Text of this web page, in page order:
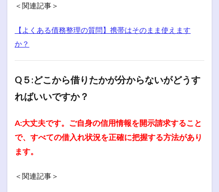
＜関連記事＞
【よくある債務整理の質問】携帯はそのまま使えます
か？
Q５:どこから借りたかが分からないがどうす
ればいいですか？
A:大丈夫です。ご自身の信用情報を開示請求すること
で、すべての借入れ状況を正確に把握する方法があり
ます。
＜関連記事＞